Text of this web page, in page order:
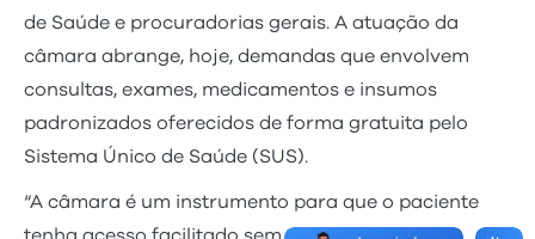
de Saúde e procuradorias gerais. A atuação da
câmara abrange, hoje, demandas que envolvem
consultas, exames, medicamentos e insumos
padronizados oferecidos de forma gratuita pelo
Sistema Único de Saúde (SUS).
“A câmara é um instrumento para que o paciente
tenha acesso facilitado sem necessidade de